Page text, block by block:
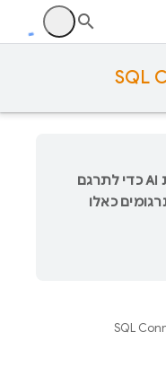
SQL
‫Google משתמשת בטכנולוגיית AI כדי לתרגם
כאלו
SQL